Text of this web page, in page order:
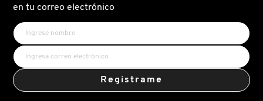
en tu correo electrónico
Registrame